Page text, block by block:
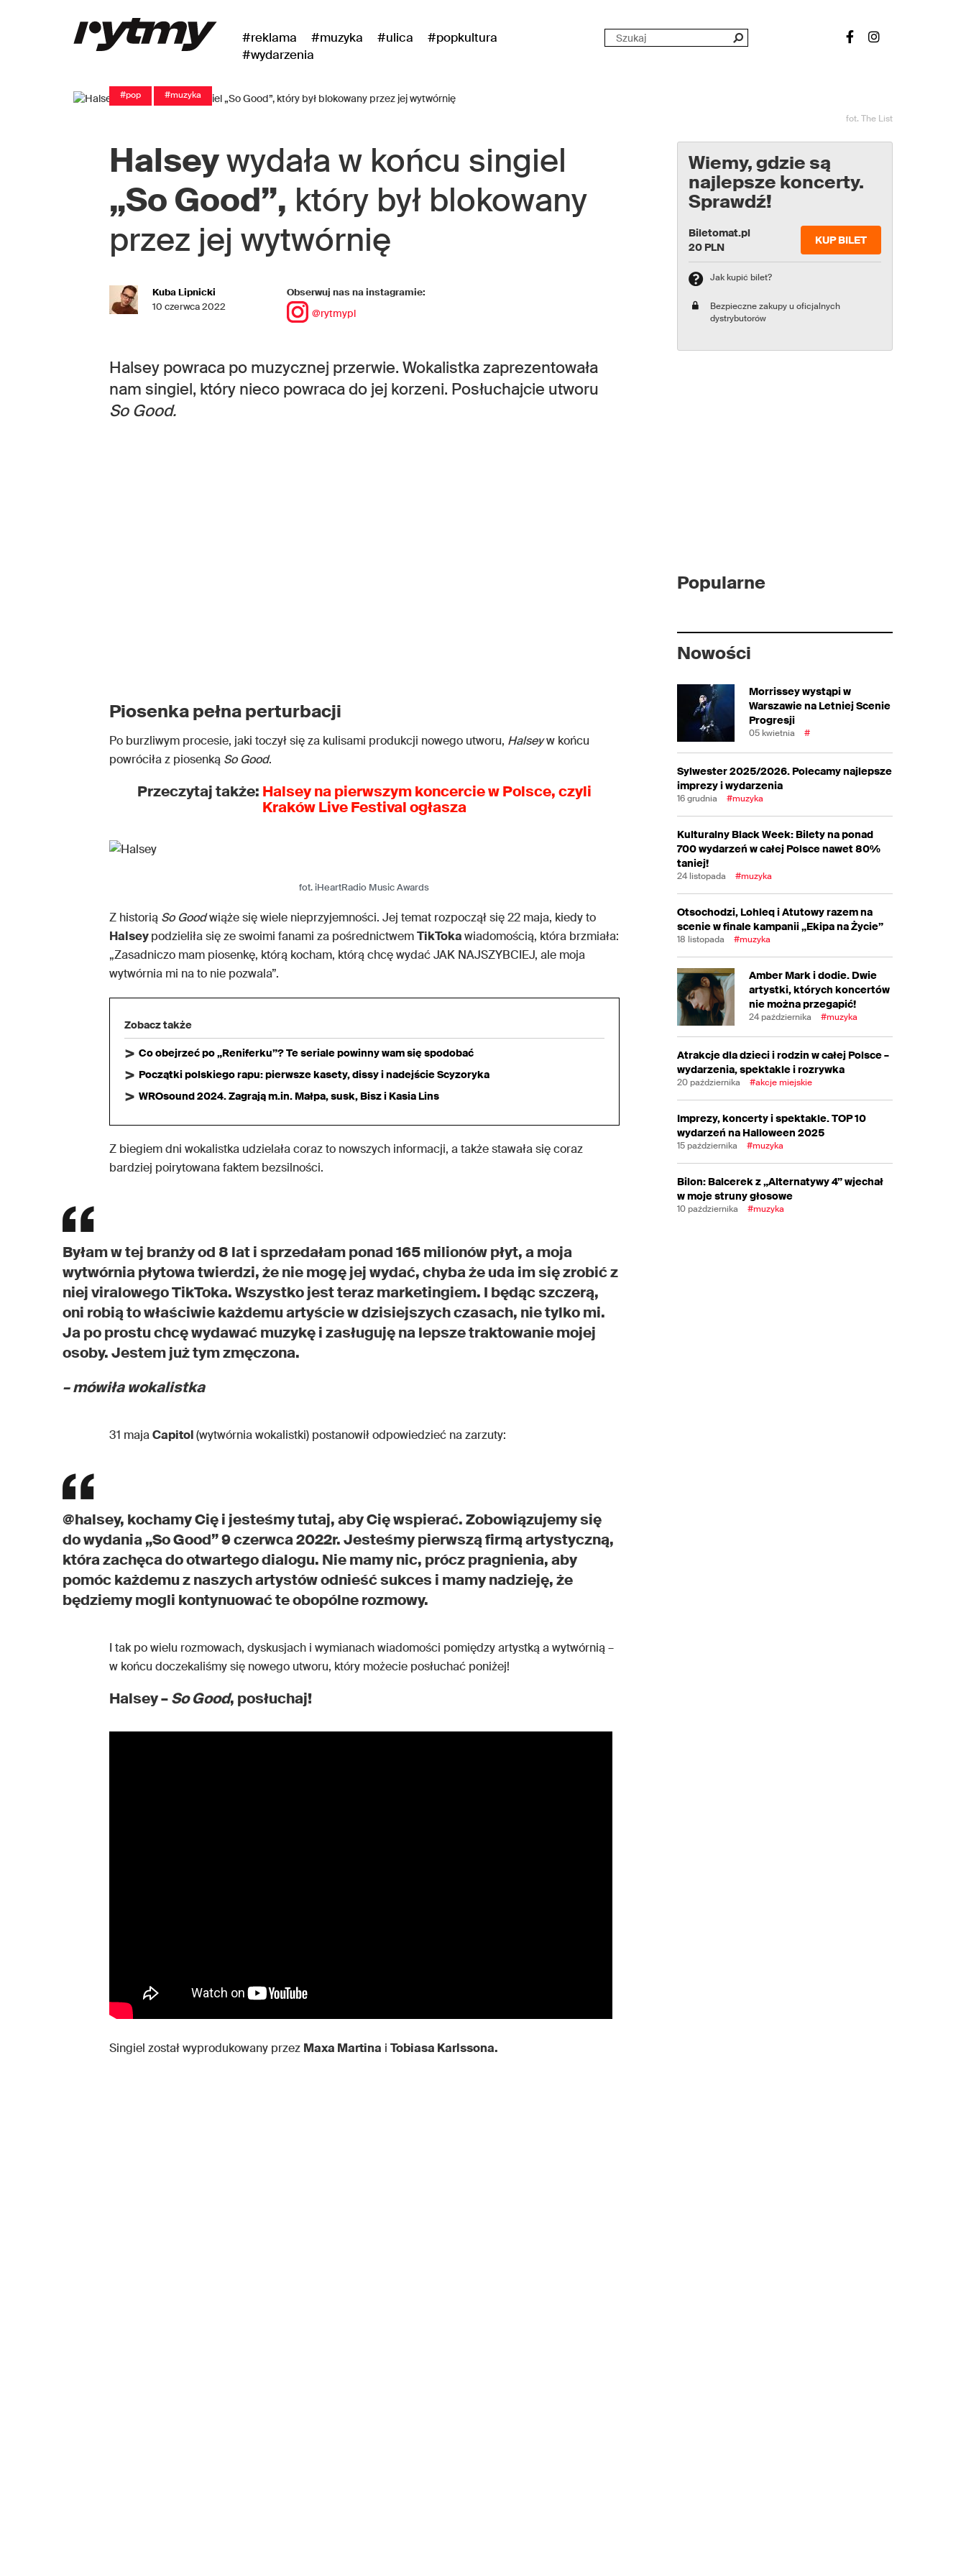
#reklama #muzyka #ulica
#popkultura
#wydarzenia
#pop #muzyka
fot. The List
Halseywydała w końcu singiel
„So Good”, który był blokowany
przez jej wytwórnię
Kuba Lipnicki
10 czerwca 2022
Obserwuj nas na instagramie:
@rytmypl
Halsey powraca po muzycznej przerwie. Wokalistka zaprezentowała
nam singiel, który nieco powraca do jej korzeni. Posłuchajcie utworu
So Good.
Piosenka pełna perturbacji
Po burzliwym procesie, jaki toczył się za kulisami produkcji nowego utworu, Halseyw końcu
powróciła z piosenką So Good.
Przeczytaj także: Halsey na pierwszym koncercie w Polsce, czyli
Kraków Live Festival ogłasza
fot. iHeartRadio Music Awards
Z historią So Goodwiąże się wiele nieprzyjemności. Jej temat rozpoczął się 22 maja, kiedy to
Halseypodzieliła się ze swoimi fanami za pośrednictwemTikTokawiadomością, która brzmiała:
„Zasadniczo mam piosenkę, którą kocham, którą chcę wydać JAK NAJSZYBCIEJ, ale moja
wytwórnia mi na to nie pozwala”.
Zobacz także
Co obejrzeć po „Reniferku”? Te seriale powinny wam się spodobać
Początki polskiego rapu: pierwsze kasety, dissy i nadejście Scyzoryka
WROsound 2024. Zagrają m.in. Małpa, susk, Bisz i Kasia Lins
Z biegiem dni wokalistka udzielała coraz to nowszych informacji, a także stawała się coraz
bardziej poirytowana faktem bezsilności.
Byłam w tej branży od 8 lat i sprzedałam ponad 165 milionów płyt, a moja
wytwórnia płytowa twierdzi, że nie mogę jej wydać, chyba że uda im się zrobić z
niej viralowego TikToka. Wszystko jest teraz marketingiem. I będąc szczerą,
oni robią to właściwie każdemu artyście w dzisiejszych czasach, nie tylko mi.
Ja po prostu chcę wydawać muzykę i zasługuję na lepsze traktowanie mojej
osoby. Jestem już tym zmęczona.
– mówiła wokalistka
31 majaCapitol(wytwórnia wokalistki) postanowił odpowiedzieć na zarzuty:
@halsey, kochamy Cię i jesteśmy tutaj, aby Cię wspierać. Zobowiązujemy się
do wydania „So Good” 9 czerwca 2022r. Jesteśmy pierwszą firmą artystyczną,
która zachęca do otwartego dialogu. Nie mamy nic, prócz pragnienia, aby
pomóc każdemu z naszych artystów odnieść sukces i mamy nadzieję, że
będziemy mogli kontynuować te obopólne rozmowy.
I tak po wielu rozmowach, dyskusjach i wymianach wiadomości pomiędzy artystką a wytwórnią –
w końcu doczekaliśmy się nowego utworu, który możecie posłuchać poniżej!
Halsey –So Good, posłuchaj!
Singiel został wyprodukowany przez Maxa Martina i Tobiasa Karlssona.
Wiemy, gdzie są
najlepsze koncerty.
Sprawdź!
Biletomat.pl
20 PLN
KUP BILET
Jak kupić bilet?
Bezpieczne zakupy u oficjalnych
dystrybutorów
Popularne
Nowości
Morrissey wystąpi w
Warszawie na Letniej Scenie
Progresji
05 kwietnia #
Sylwester 2025/2026. Polecamy najlepsze
imprezy i wydarzenia
16 grudnia #muzyka
Kulturalny Black Week: Bilety na ponad
700 wydarzeń w całej Polsce nawet 80%
taniej!
24 listopada #muzyka
Otsochodzi, Lohleq i Atutowy razem na
scenie w finale kampanii „Ekipa na Życie”
18 listopada #muzyka
Amber Mark i dodie. Dwie
artystki, których koncertów
nie można przegapić!
24 października #muzyka
Atrakcje dla dzieci i rodzin w całej Polsce –
wydarzenia, spektakle i rozrywka
20 października #akcje miejskie
Imprezy, koncerty i spektakle. TOP 10
wydarzeń na Halloween 2025
15 października #muzyka
Bilon: Balcerek z „Alternatywy 4” wjechał
w moje struny głosowe
10 października #muzyka